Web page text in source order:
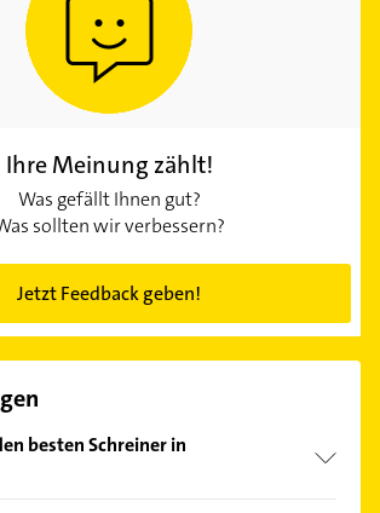
Ihre Meinung zählt!
Was gefällt Ihnen gut?
sollten wir verbessern?
Jetzt Feedback geben!
besten Schreiner in